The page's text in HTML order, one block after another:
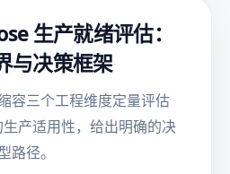
生产就绪评估：
与决策框架
容三个工程维度定量评估
产适用性，给出明确的决
路径。